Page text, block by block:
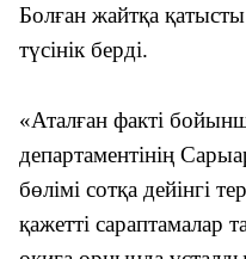
Болған жайтқа
түсінік берді.
«Аталған факті
департаментінің
бөлімі сотқа дейінгі
қажетті